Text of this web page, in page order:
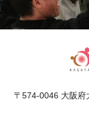
〒574-0046 大阪府